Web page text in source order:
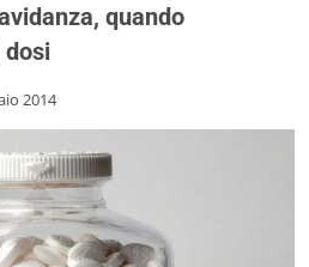
quando
dosi
2014